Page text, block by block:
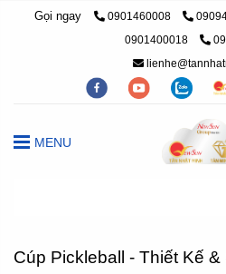
Gọi ngay 0901460008
0901400018
MENU
Cúp Pickleball - Thiết Kế